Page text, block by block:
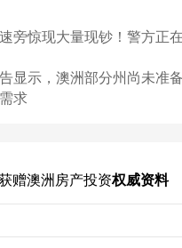
旁惊现大量现钞！警方正
显示，澳洲部分州尚未准
求
赠澳洲房产投资权威资料